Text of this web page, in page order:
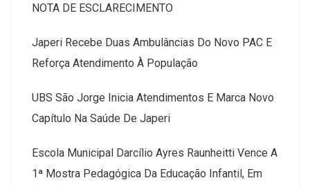
NOTA DE ESCLARECIMENTO
Japeri Recebe Duas Ambulâncias Do Novo PAC E
Reforça Atendimento À População
UBS São Jorge Inicia Atendimentos E Marca Novo
Capítulo Na Saúde De Japeri
Escola Municipal Darcílio Ayres Raunheitti Vence A
1ª Mostra Pedagógica Da Educação Infantil, Em